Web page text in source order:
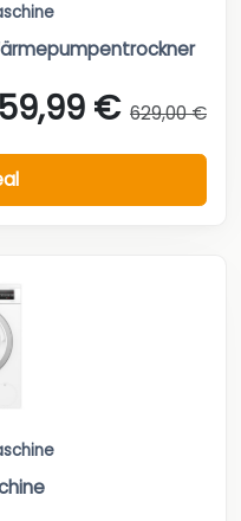
€ 629,00 €